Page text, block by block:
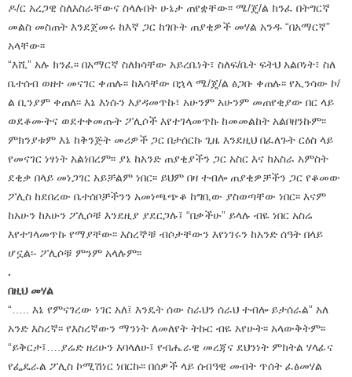
ዶ/ር አረጋዊ ስለእስራቸውና ስላሉበት ሁኔታ ጠየቋቸው፡፡ ሜ/ጄ/ል ክንፈ በትግርኛ
መልስ መስጠት እንደጀመሩ ከእኛ ጋር ከገቡት ጠያቂዎች መሃል አንዱ “በአማርኛ”
አላቸው፡፡
“እሺ” አሉ ክንፈ፡፡ በአማርኛ ስለክሳቸው አይረቤነት፣ ስለፍ/ቤት ፍትህ አልቦነት፣ ስለ
ቤተሰብ ወዘተ መናገር ቀጠሉ፡፡ ከእሳቸው በኋላ ሜ/ጄ/ል ፅጋቡ ቀጠሉ፡፡ የኢንሳው ኮ/
ል ቢንያም ቀጠለ፡፡ እኔ እነሱን እያዳመጥኩ፣ አሁንም አሁንም መጠየቂያው በር ላይ
ወደቆሙትና ወደተቀመጡት ፖሊሶች እየተገላመጥኩ ከመመልከት አልቦዘንኩም፡፡
ምክንያቱም እኔ ከቅንጅት መሪዎች ጋር በታሰርኩ ጊዜ እንደዚህ በፈለጉት ርዕስ ላይ
የመናገር ነፃነት አልነበረም፡፡ ያኔ ከአንድ ጠያቂያችን ጋር አስር እና ከአስራ አምስት
ደቂቃ በላይ መነጋገር አይቻልም ነበር፡፡ ይህም በዛ ተብሎ ጠያቂዎቻችን ጋር የቆመው
ፖሊስ ከደበረው ቤተሰቦቻችንን አመነጫጭቆ ከግቢው ያስወጣቸው ነበር፡፡ እናም
ከአሁን ከአሁን ፖሊሶቹ እንደዚያ ያደርጋሉ፤ “በቃችሁ” ይላሉ ብዬ ነበር አስሬ
እየተገላመጥኩ የማያቸው፡፡ እስረኞቹ ብሶታቸውን እየነገሩን ከአንድ ሰዓት በላይ
ሆኗል፡- ፖሊሶቹ ምንም አላሉም፡፡
.
በዚህ መሃል
“….. እኔ የምናገረው ነገር አለ፤ እንዴት ሰው ስራህን ሰራህ ተብሎ ይታሰራል” አለ
አንድ እስረኛ፡፡ የእስረኛውን ማንነት ለመለየት ትኩር ብዬ አየሁት፡፡ አላውቅትም፡፡
“ይቅርታ፤….ያሬድ ዘሪሁን እባላለሁ፤ የብሔራዊ መረጃና ደህንነት ምክትል ሃላፊና
የፌዴራል ፖሊስ ኮሚሽነር ነበርኩ፡፡ በሰዎች ላይ ሰብዓዊ መብት ጥሰት ፈፅመሃል